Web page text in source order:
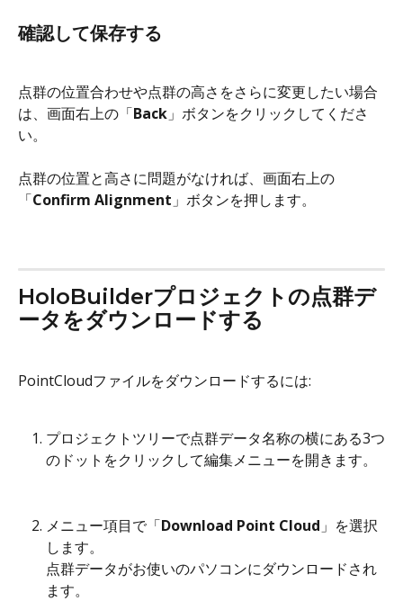
確認して保存する
点群の位置合わせや点群の高さをさらに変更したい場合
は、画面右上の「Back 」ボタンをクリックしてくださ
い。
点群の位置と高さに問題がなければ、画面右上の
「Confirm Alignment 」ボタンを押します。
HoloBuilderプロジェクトの点群デ
ータをダウンロードする
PointCloudファイルをダウンロードするには:
プロジェクトツリーで点群データ名称の横にある3つ
のドットをクリックして編集メニューを開きます。
メニュー項目で「Download Point Cloud 」を選択
します。
点群データがお使いのパソコンにダウンロードされ
ます。